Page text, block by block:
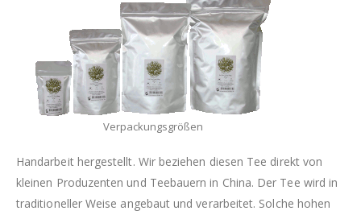
Verpackungsgrößen
Handarbeit hergestellt. Wir beziehen diesen Tee direkt von
kleinen Produzenten und Teebauern in China. Der Tee wird in
traditioneller Weise angebaut und verarbeitet. Solche hohen